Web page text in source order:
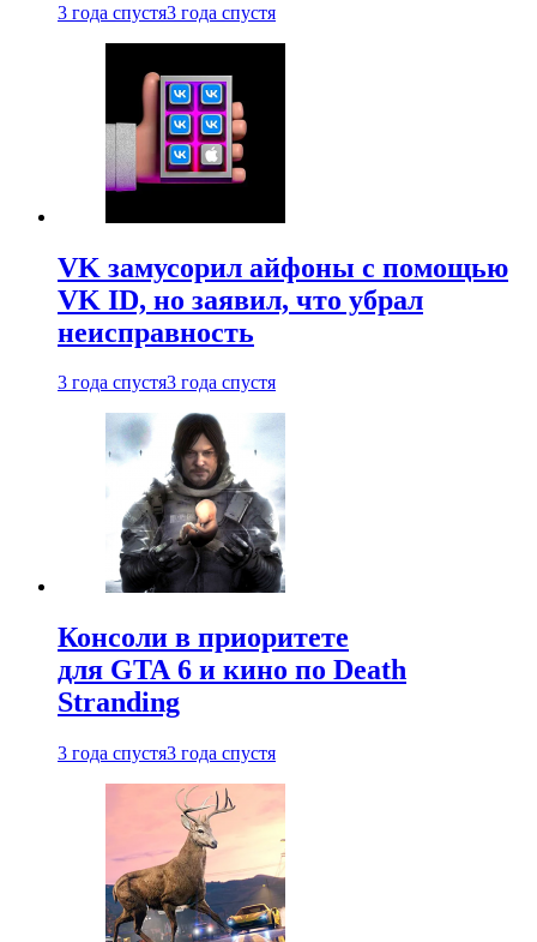
3 года спустя3 года спустя
VK замусорил айфоны с помощью
VK ID, но заявил, что убрал
неисправность
3 года спустя3 года спустя
Консоли в приоритете
для GTA 6 и кино по Death
Stranding
3 года спустя3 года спустя